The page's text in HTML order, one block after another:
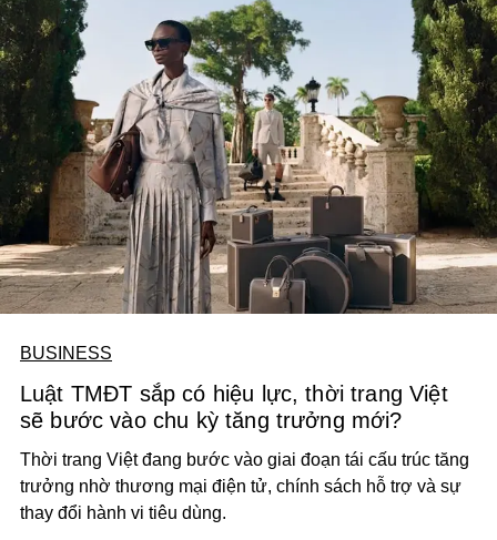
BUSINESS
Luật TMĐT sắp có hiệu lực, thời trang Việt
sẽ bước vào chu kỳ tăng trưởng mới?
Thời trang Việt đang bước vào giai đoạn tái cấu trúc tăng
trưởng nhờ thương mại điện tử, chính sách hỗ trợ và sự
thay đổi hành vi tiêu dùng.